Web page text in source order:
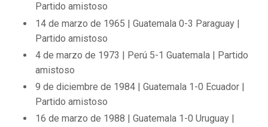
Partido amistoso
14 de marzo de 1965 | Guatemala 0-3 Paraguay |
Partido amistoso
4 de marzo de 1973 | Perú 5-1 Guatemala | Partido
amistoso
9 de diciembre de 1984 | Guatemala 1-0 Ecuador |
Partido amistoso
16 de marzo de 1988 | Guatemala 1-0 Uruguay |